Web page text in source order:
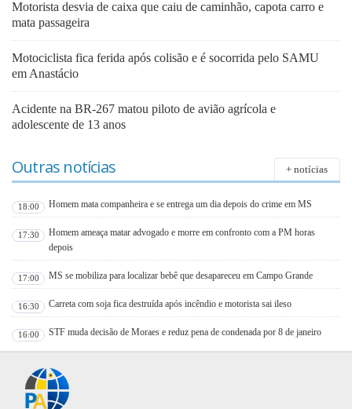
Motorista desvia de caixa que caiu de caminhão, capota carro e
mata passageira
Motociclista fica ferida após colisão e é socorrida pelo SAMU
em Anastácio
Acidente na BR-267 matou piloto de avião agrícola e
adolescente de 13 anos
Outras notícias + notícias
18:00 Homem mata companheira e se entrega um dia depois do crime em MS
17:30
Homem ameaça matar advogado e morre em confronto com a PM horas
depois
17:00 MS se mobiliza para localizar bebê que desapareceu em Campo Grande
16:30 Carreta com soja fica destruída após incêndio e motorista sai ileso
16:00 STF muda decisão de Moraes e reduz pena de condenada por 8 de janeiro